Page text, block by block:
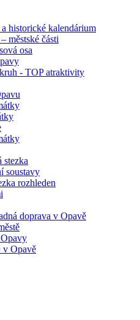
historické kalendárium
městské části
osa
- TOP atraktivity
stezka
soustavy
rozhleden
doprava v Opavě
Opavě